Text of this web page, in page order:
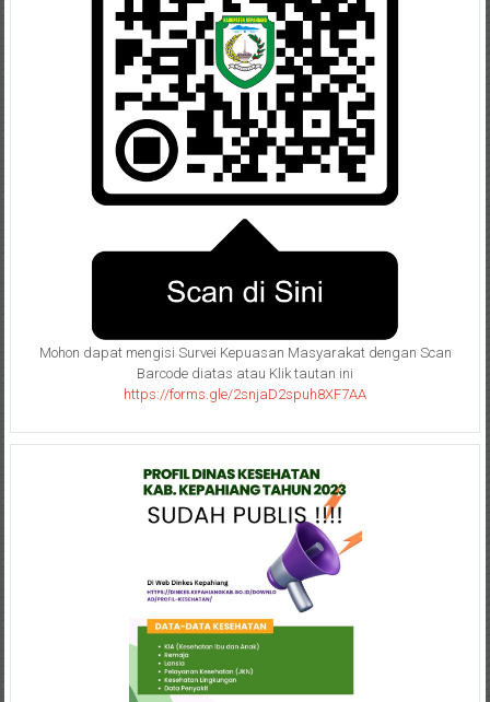
Mohon dapat mengisi Survei Kepuasan Masyarakat dengan Scan
Barcode diatas atau Klik tautan ini
https://forms.gle/2snjaD2spuh8XF7AA